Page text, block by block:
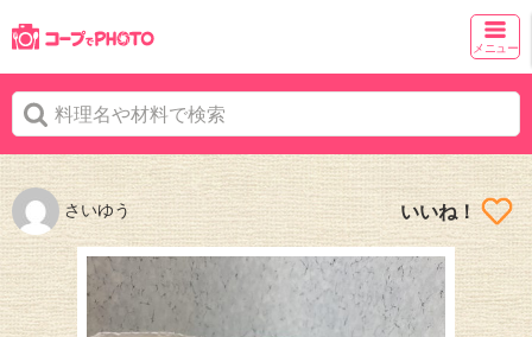
メニュー
さいゆう いいね！